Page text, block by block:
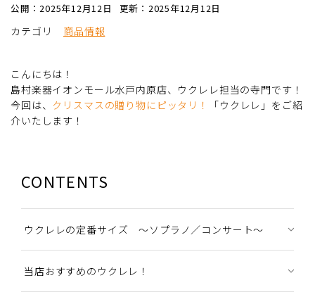
公開：2025年12月12日 更新：2025年12月12日
カテゴリ 商品情報
こんにちは！
島村楽器イオンモール水戸内原店、ウクレレ担当の寺門です！
今回は、 クリスマスの贈り物にピッタリ！
「ウクレレ」をご紹
介いたします！
CONTENTS
ウクレレの定番サイズ ～ソプラノ／コンサート～
当店おすすめのウクレレ！